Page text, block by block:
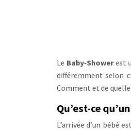
Le Baby-Showerest
différemment selon
Comment et de quelle
Qu’est-ce
L’arrivée d’un bébé